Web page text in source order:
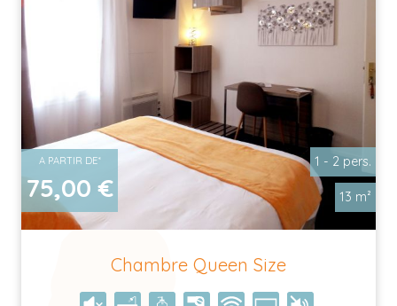
1 - 2 pers.
13 m²
A PARTIR DE*
75,00 €
Chambre Queen Size